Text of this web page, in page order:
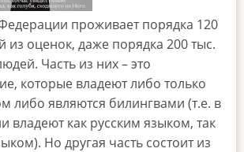
проживает порядка 120
из оценок, даже порядка 200 тыс.
Часть из них – это
которые владеют либо только
либо являются билингвами (т.е. в
владеют как русским языком, так
Но другая часть состоит из